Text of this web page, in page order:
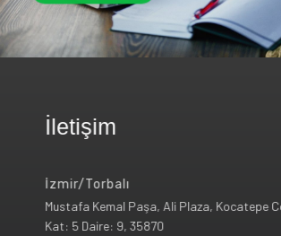
İletişim
İzmir/Torbalı
Mustafa Kemal Paşa, Ali Plaza, Kocatepe
Kat: 5 Daire: 9, 35870